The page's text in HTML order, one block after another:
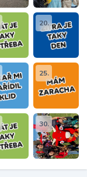
20.
25.
30.